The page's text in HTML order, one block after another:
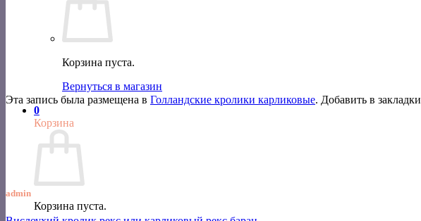
Корзина пуста.
Вернуться в магазин
0
Корзина
Корзина пуста.
Эта запись была размещена в Голландские кролики карликовые. Добавить в закладки
admin